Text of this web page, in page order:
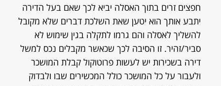
חפצים זרים בתוך האסלה יביא לכך שאם בעל הדירה
יתבע אותך הוא יטען שאת השלכת דברים שלא מקובל
להשליך לאסלה והם גרמו לתקלה בגין שימוש לא
סביר/זהיר. זו הסיבה לכך שכאשר מקבלים נכס למשל
דירה בשכירות יש לעשות פרוטוקול קבלת המושכר
ולעבור על כל המושכר כולל המכשירים שבו ולבדוק